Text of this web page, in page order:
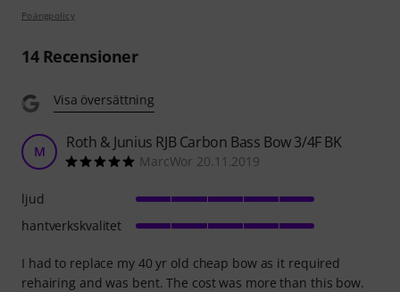
Poängpolicy
14Recensioner
Visa översättning
M Roth & Junius RJB Carbon Bass Bow 3/4F BK
MarcWor 20.11.2019
I had to replace my 40 yr old cheap bow as it required
rehairing and was bent. The cost was more than this bow.
ljud
hantverkskvalitet